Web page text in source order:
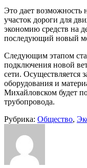
Это дает возможность
участок дороги для
экономию средств на
последующий новый
Следующим этапом
подключения новой
сети. Осуществляется
оборудования и
Михайловском будет
трубопровода.
Рубрика: Общество,